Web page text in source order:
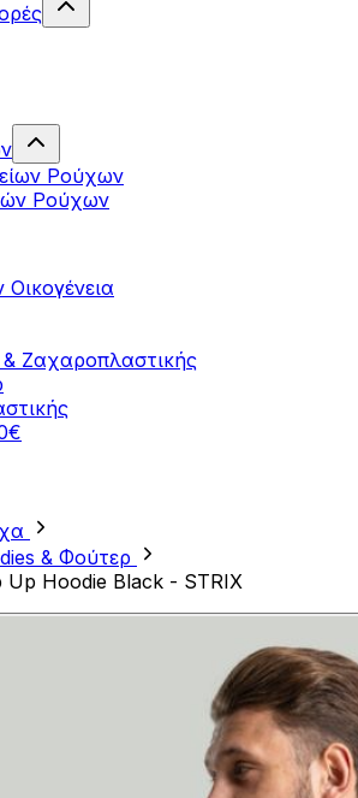
Ρούχων
Ρούχων
Ζαχαροπλαστικής
& Φούτερ
Up Hoodie Black - STRIX